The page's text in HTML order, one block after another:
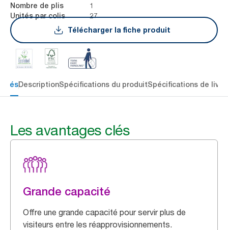
Nombre de plis 1
Unités par colis
27
Télécharger la fiche produit
clésDescriptionSpécifications du produitSpécifications de
Les avantages clés
Grande capacité
Offre une grande capacité pour servir plus de
visiteurs entre les réapprovisionnements.